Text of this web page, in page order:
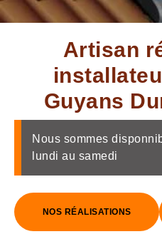
Artisan
Guyans
Nous sommes
lundi au samedi
NOS RÉALISATIONS